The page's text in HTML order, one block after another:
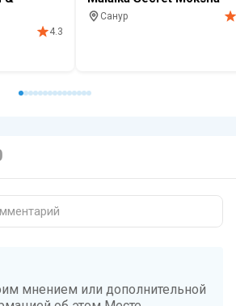
4.3
Санур
мнением или дополнительной